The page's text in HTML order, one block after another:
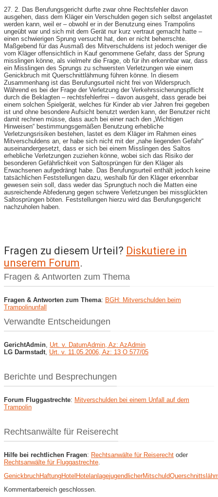
27. 2. Das Berufungsgericht durfte zwar ohne Rechtsfehler davon
ausgehen, dass dem Kläger ein Verschulden gegen sich selbst angelastet
werden kann, weil er – obwohl er in der Benutzung eines Trampolins
ungeübt war und sich mit dem Gerät nur kurz vertraut gemacht hatte –
einen schwierigen Sprung versucht hat, den er nicht beherrschte.
Maßgebend für das Ausmaß des Mitverschuldens ist jedoch weniger die
vom Kläger offensichtlich in Kauf genommene Gefahr, dass der Sprung
misslingen könne, als vielmehr die Frage, ob für ihn erkennbar war, dass
ein Misslingen des Sprungs zu schwersten Verletzungen wie einem
Genickbruch mit Querschnittlähmung führen könne. In diesem
Zusammenhang ist das Berufungsurteil nicht frei von Widerspruch.
Während es bei der Frage der Verletzung der Verkehrssicherungspflicht
durch die Beklagten – rechtsfehlerfrei – davon ausgeht, dass gerade bei
einem solchen Spielgerät, welches für Kinder ab vier Jahren frei gegeben
ist und ohne besondere Aufsicht benutzt werden kann, der Benutzer nicht
damit rechnen müsse, dass auch bei einer nach den „Wichtigen
Hinweisen“ bestimmungsgemäßen Benutzung erhebliche
Verletzungsrisiken bestehen, lastet es dem Kläger im Rahmen eines
Mitverschuldens an, er habe sich nicht mit der „nahe liegenden Gefahr“
auseinandergesetzt, dass er sich bei einem Misslingen des Saltos
erhebliche Verletzungen zuziehen könne, wobei sich das Risiko der
besonderen Gefährlichkeit von Saltosprüngen für den Kläger als
Erwachsenen aufgedrängt habe. Das Berufungsurteil enthält jedoch keine
tatsächlichen Feststellungen dazu, weshalb für den Kläger erkennbar
gewesen sein soll, dass weder das Sprungtuch noch die Matten eine
ausreichende Abfederung gegen schwere Verletzungen bei missglückten
Saltosprüngen böten. Feststellungen hierzu wird das Berufungsgericht
nachzuholen haben.
Fragen zu diesem Urteil? Diskutiere in
unserem Forum.
Fragen & Antworten zum Thema
Fragen & Antworten zum Thema: BGH: Mitverschulden beim
Trampolinunfall
Verwandte Entscheidungen
GerichtAdmin Urt. v. DatumAdmin, Az: AzAdmin
LG Darmstadt Urt. v. 11.05.2006, Az: 13 O 577/05
Berichte und Besprechungen
Forum Fluggastrechte: Mitverschulden bei einem Unfall auf dem
Trampolin
Rechtsanwälte für Reiserecht
Hilfe bei rechtlichen Fragen: Rechtsanwälte für Reiserecht oder
Rechtsanwälte für Fluggastrechte
GenickbruchHaftungHotelHotelanlagejugendlicherMitschuld
Kommentarbereich geschlossen.